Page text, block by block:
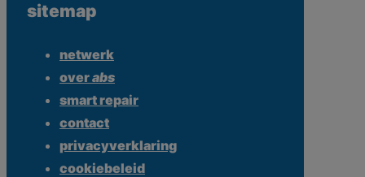
sitemap
netwerk
overabs
smart repair
contact
privacyverklaring
cookiebeleid